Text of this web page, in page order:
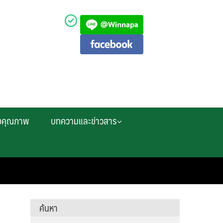
คุณภาพ บทความและข่าวสาร
ค้นหา